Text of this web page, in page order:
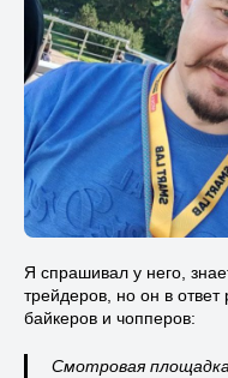
Я спрашивал у него,
трейдеров, но он в
байкеров и чопперов:
Смотровая